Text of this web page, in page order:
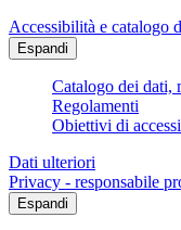
Accessibilità e catalogo
Espandi
Catalogo dei dati,
Regolamenti
Obiettivi di
Dati ulteriori
Privacy - responsabile
Espandi